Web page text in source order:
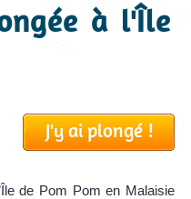
à l'Île
J'y ai plongé !
de Pom Pom en Malaisie